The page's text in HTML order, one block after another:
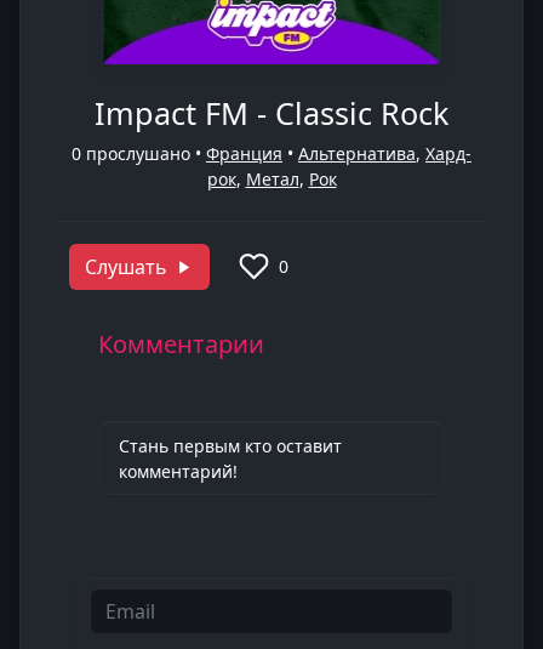
Impact FM - Classic Rock
0 прослушано • Франция • Альтернатива, Хард-
рок, Метал, Рок
Слушать 0
Комментарии
Стань первым кто оставит
комментарий!